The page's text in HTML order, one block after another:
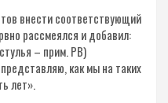
внести соответствующий
рассмеялся и добавил:
– прим. РВ)
как мы на таких
лет».